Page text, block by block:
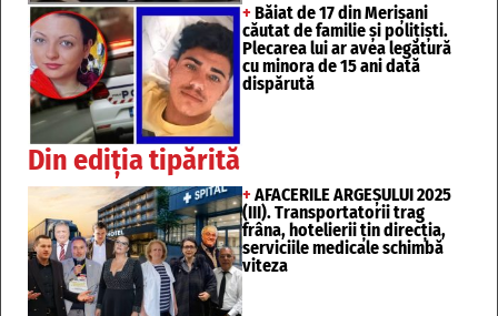
+ Băiat de 17 din Merișani
căutat de familie și polițiști.
Plecarea lui ar avea legătură
cu minora de 15 ani dată
dispărută
Din ediția tipărită
+ AFACERILE ARGEȘULUI 2025
(III). Transportatorii trag
frâna, hotelierii țin direcția,
serviciile medicale schimbă
viteza